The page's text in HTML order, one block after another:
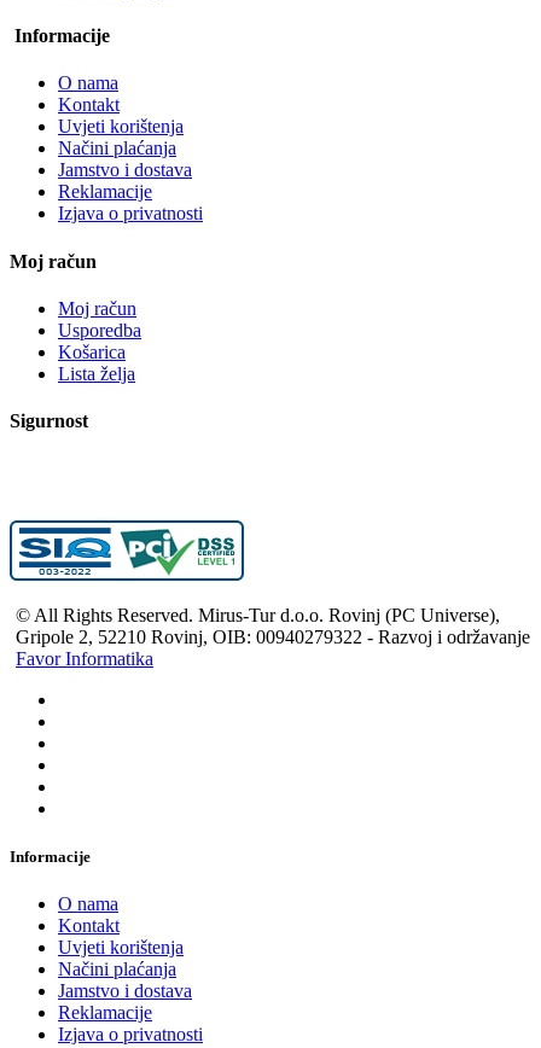
Informacije
O nama
Kontakt
Uvjeti korištenja
Načini plaćanja
Jamstvo i dostava
Reklamacije
Izjava o privatnosti
Moj račun
Moj račun
Usporedba
Košarica
Lista želja
Sigurnost
© All Rights Reserved. Mirus-Tur d.o.o. Rovinj (PC Universe),
Gripole 2, 52210 Rovinj, OIB: 00940279322 - Razvoj i održavanje
Favor Informatika
Informacije
O nama
Kontakt
Uvjeti korištenja
Načini plaćanja
Jamstvo i dostava
Reklamacije
Izjava o privatnosti